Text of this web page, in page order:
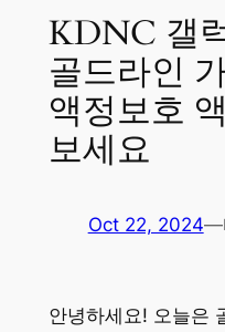
KDNC 갤
골드라인
액정보호
보세요
Oct 22, 2024—
안녕하세요! 오늘은